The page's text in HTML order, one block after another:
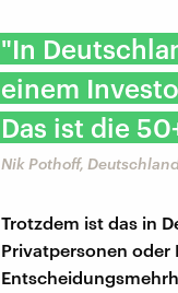
"In
einem
Das ist die
Nik Pothoff,
Trotzdem ist das in
Privatpersonen oder